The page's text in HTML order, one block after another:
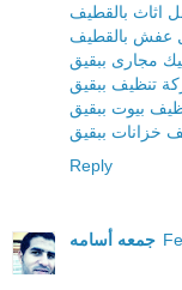
اثاث بالقطيف
عفش بالقطيف
مجارى ببقيق
تنظيف ببقيق
بيوت ببقيق
خزانات ببقيق
Reply
جمعه أسامه